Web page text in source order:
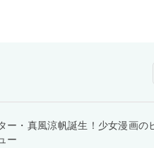
ー・真風涼帆誕生！少女漫画の
ー